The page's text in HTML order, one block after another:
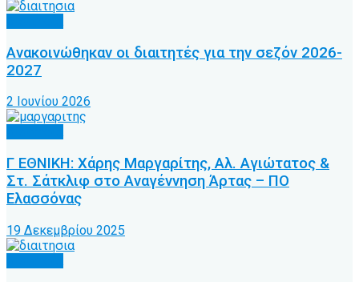
Ανακοινώθηκαν οι διαιτητές για την σεζόν 2026-
2027
2 Ιουνίου 2026
Γ ΕΘΝΙΚΗ: Χάρης Μαργαρίτης, Αλ. Αγιώτατος &
Στ. Σάτκλιφ στο Αναγέννηση Άρτας – ΠΟ
Ελασσόνας
19 Δεκεμβρίου 2025